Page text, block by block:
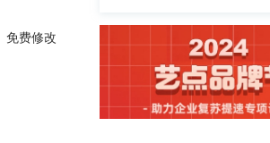
免费修改